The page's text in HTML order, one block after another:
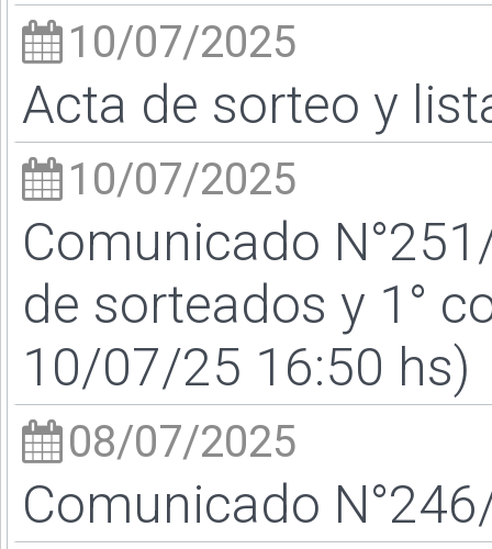
10/07/2025
Acta de sorteo y
10/07/2025
Comunicado
de sorteados y 1°
10/07/25 16:50 hs)
08/07/2025
Comunicado